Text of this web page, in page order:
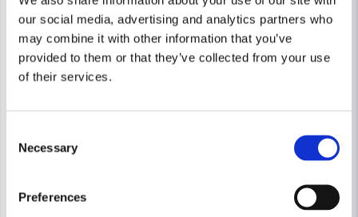
our social media, advertising and analytics partners who
may combine it with other information that you’ve
provided to them or that they’ve collected from your use
of their services.
Selection
Necessary
Preferences
Bosch Expert Diamond Metal Wheel kapskiva 105 x 20/16 mm
283 kr
185 kr
Bosch Lamellskiva